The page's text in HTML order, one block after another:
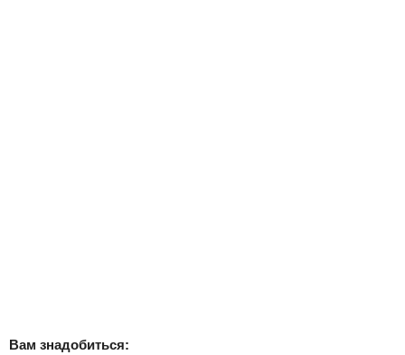
Вам знадобиться: